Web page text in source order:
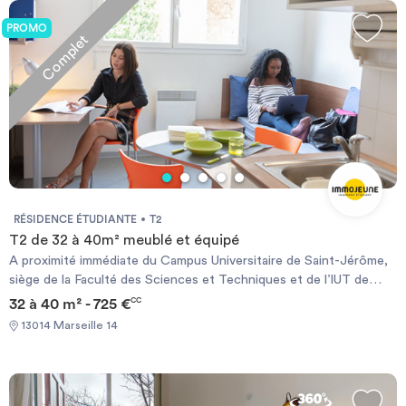
contrôle d'acccès et de videosurveillance, de la présence d'un
agent de surveillance la nuit. Internet gratuit.
Complet
PROMO
RÉSIDENCE ÉTUDIANTE T2
T2 de 32 à 40m² meublé et équipé
A proximité immédiate du Campus Universitaire de Saint-Jérôme,
siège de la Faculté des Sciences et Techniques et de l’IUT de
Marseille, la résidence Studélites Le Premium vous offre un
maximum de confort pour étudier en toute sérénité. La ligne de
bus 34 passe devant la résidence (arrêt Merlan Tourelle à 50
électrique et ballon d’eau chaude individuels.
32 à 40 m² - 725 €CC
13014 Marseille 14